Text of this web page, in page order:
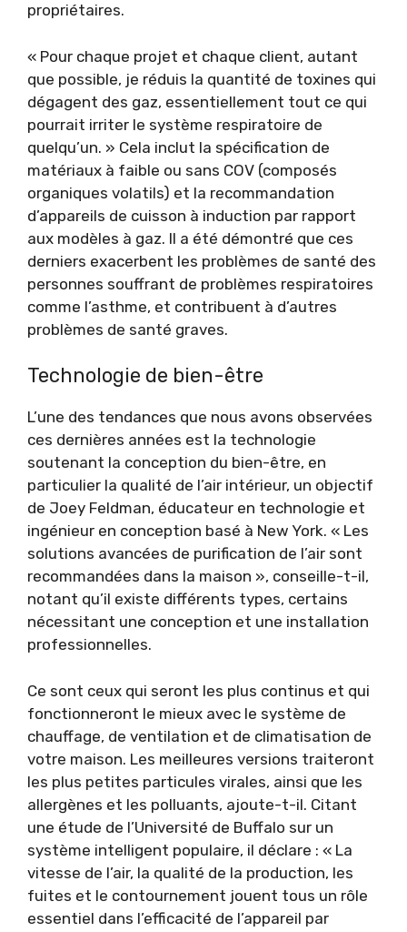
propriétaires.
« Pour chaque projet et chaque client, autant
que possible, je réduis la quantité de toxines qui
dégagent des gaz, essentiellement tout ce qui
pourrait irriter le système respiratoire de
quelqu’un. » Cela inclut la spécification de
matériaux à faible ou sans COV (composés
organiques volatils) et la recommandation
d’appareils de cuisson à induction par rapport
aux modèles à gaz. Il a été démontré que ces
derniers exacerbent les problèmes de santé des
personnes souffrant de problèmes respiratoires
comme l’asthme, et contribuent à d’autres
problèmes de santé graves.
Technologie de bien-être
L’une des tendances que nous avons observées
ces dernières années est la technologie
soutenant la conception du bien-être, en
particulier la qualité de l’air intérieur, un objectif
de Joey Feldman, éducateur en technologie et
ingénieur en conception basé à New York. « Les
solutions avancées de purification de l’air sont
recommandées dans la maison », conseille-t-il,
notant qu’il existe différents types, certains
nécessitant une conception et une installation
professionnelles.
Ce sont ceux qui seront les plus continus et qui
fonctionneront le mieux avec le système de
chauffage, de ventilation et de climatisation de
votre maison. Les meilleures versions traiteront
les plus petites particules virales, ainsi que les
allergènes et les polluants, ajoute-t-il. Citant
une étude de l’Université de Buffalo sur un
système intelligent populaire, il déclare : « La
vitesse de l’air, la qualité de la production, les
fuites et le contournement jouent tous un rôle
essentiel dans l’efficacité de l’appareil par